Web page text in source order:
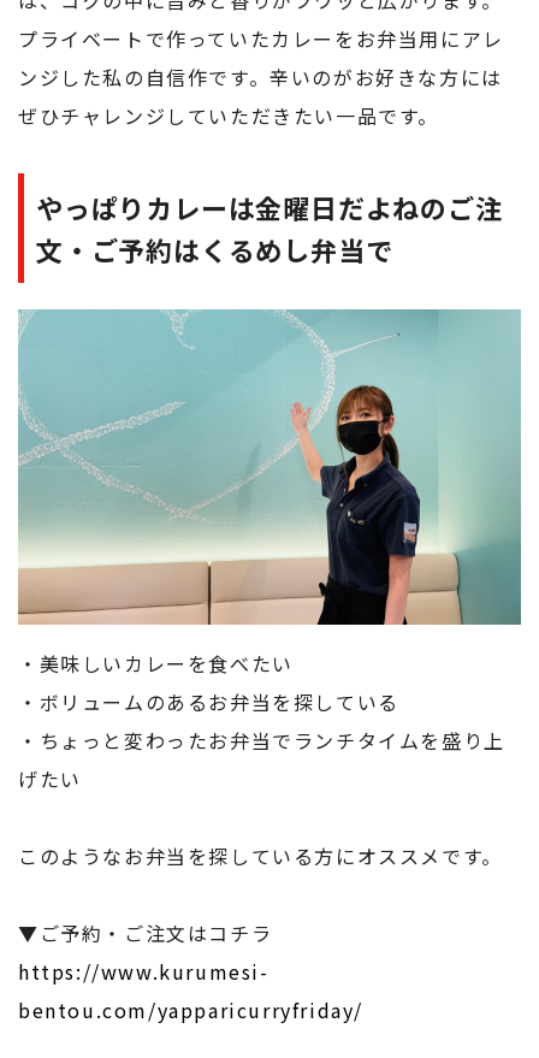
プライベートで作っていたカレーをお弁当用にアレ
ンジした私の自信作です。辛いのがお好きな方には
ぜひチャレンジしていただきたい一品です。
やっぱりカレーは金曜日だよねのご注
文・ご予約はくるめし弁当で
・美味しいカレーを食べたい
・ボリュームのあるお弁当を探している
・ちょっと変わったお弁当でランチタイムを盛り上
げたい
このようなお弁当を探している方にオススメです。
▼ご予約・ご注文はコチラ
https://www.kurumesi-
bentou.com/yapparicurryfriday/